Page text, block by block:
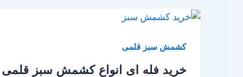
کشمش سبز قلمی
خرید فله ای انواع کشمش سبز قلمی